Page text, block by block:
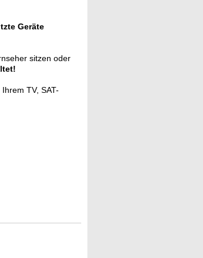
Geräte
sitzen oder
TV, SAT-